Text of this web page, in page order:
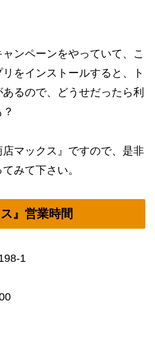
ンペーンをやっていて、こ
をインストールすると、ト
るので、どうせだったら利
マックス』ですので、是非
みて下さい。
』営業時間
1